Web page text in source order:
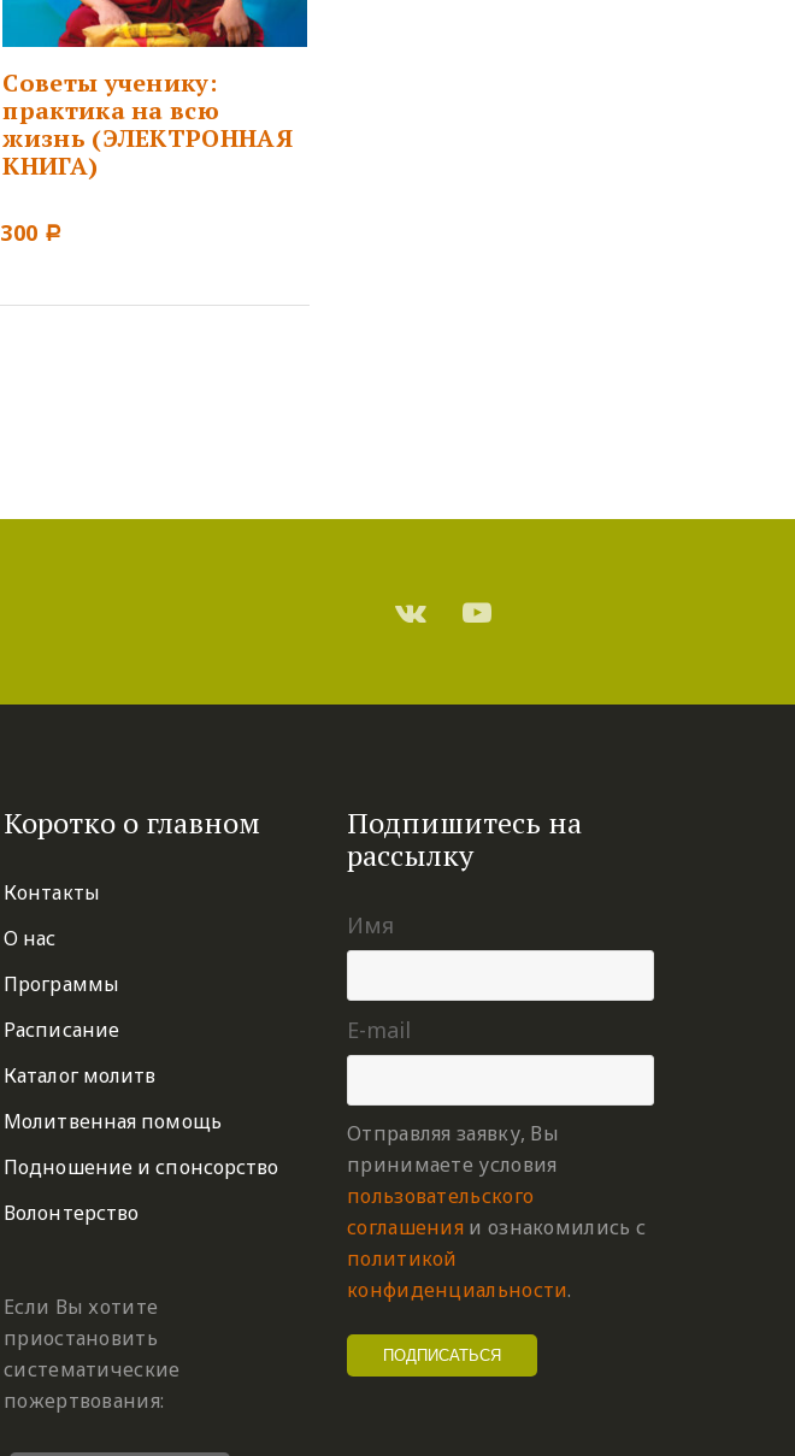
Советы ученику:
практика на всю
жизнь (ЭЛЕКТРОННАЯ
КНИГА)
300 Р
Коротко о главном
Контакты
О нас
Программы
Расписание
Каталог молитв
Молитвенная помощь
Подношение и спонсорство
Волонтерство
Если Вы хотите
приостановить
систематические
пожертвования:
Подпишитесь на
рассылку
Имя
E-mail
Отправляя заявку, Вы
принимаете условия
пользовательского
соглашения и ознакомились с
политикой
конфиденциальности.